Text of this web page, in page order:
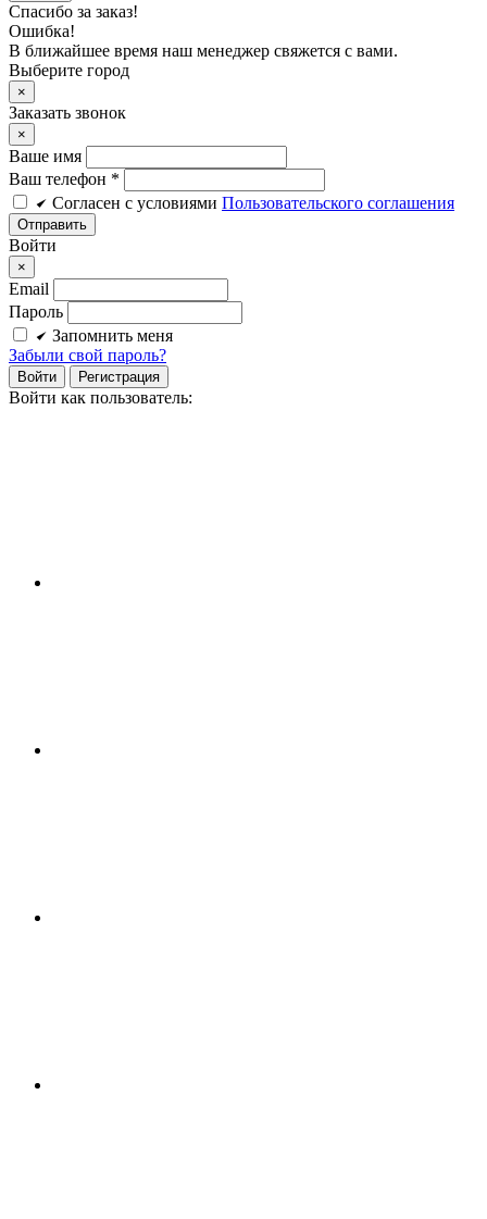
Спасибо за заказ!
Ошибка!
В ближайшее время наш менеджер свяжется с вами.
Выберите город
×
Заказать звонок
×
Ваше имя
Ваш телефон *
Cогласен c условиями Пользовательского соглашения
Войти
×
Email
Пароль
Запомнить меня
Забыли свой пароль?
Войти Регистрация
Войти как пользователь: